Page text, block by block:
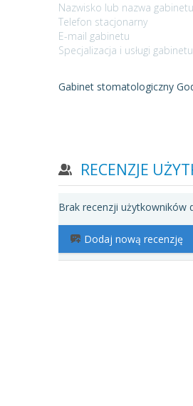
Nazwisko lub nazwa gabinetu
Telefon stacjonarny
E-mail gabinetu
Specjalizacja i usługi gabinetu
Gabinet stomatologiczny
RECENZJE
Brak recenzji użytkowników
Dodaj nową recenzję